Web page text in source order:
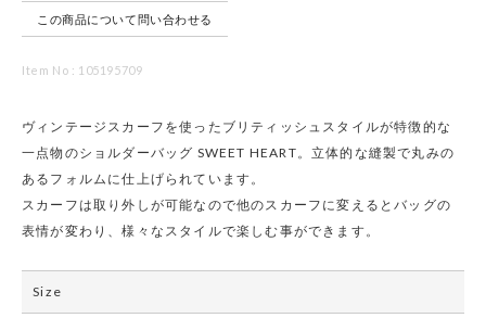
この商品について問い合わせる
Item No : 105195709
ヴィンテージスカーフを使ったブリティッシュスタイルが特徴的な
一点物のショルダーバッグ SWEET HEART。立体的な縫製で丸みの
あるフォルムに仕上げられています。
スカーフは取り外しが可能なので他のスカーフに変えるとバッグの
表情が変わり、様々なスタイルで楽しむ事ができます。
Size